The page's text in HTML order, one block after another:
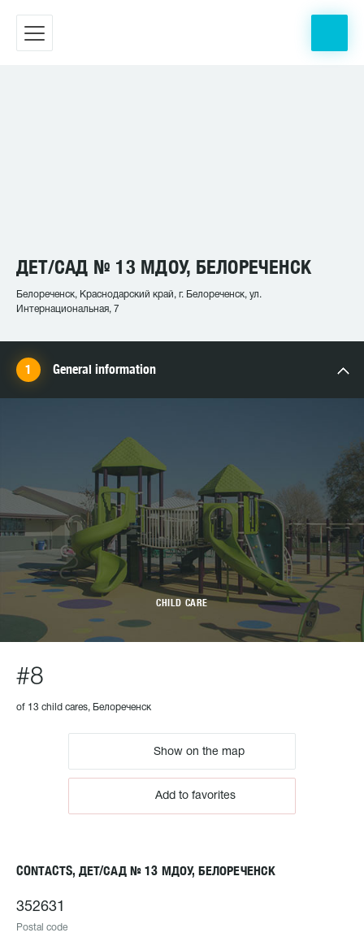
ДЕТ/САД № 13 МДОУ, БЕЛОРЕЧЕНСК
Белореченск, Краснодарский край, г. Белореченск, ул.
Интернациональная, 7
General information
CHILD CARE
#8
of 13 child cares, Белореченск
Show on the map
Add to favorites
CONTACTS, ДЕТ/САД № 13 МДОУ, БЕЛОРЕЧЕНСК
352631
Postal code